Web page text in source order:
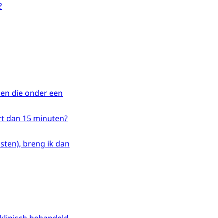
die onder een
dan 15 minuten?
breng ik dan